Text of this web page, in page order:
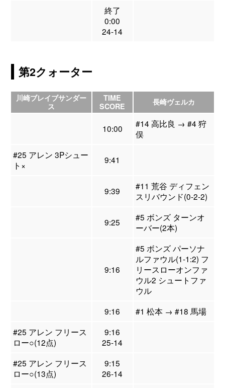
終了
0:00
24-14
第2クォーター
川崎ブレイブサンダー
ス
TIME
SCORE
長崎ヴェルカ
10:00
#14 高比良 → #4 狩
俣
#25 アレン 3Pシュー
ト×
9:41
9:39
#11 荒谷 ディフェン
スリバウンド(0-2-2)
9:25
#5 ボンズ ターンオ
ーバー(2本)
9:16
#5 ボンズ パーソナ
ルファウル(1-1:2) フ
リースローオンファ
ウル2 シュートファ
ウル
9:16
#1 松本 → #18 馬場
#25 アレン フリース
ロー○(12点)
9:16
25-14
#25 アレン フリース
ロー○(13点)
9:15
26-14